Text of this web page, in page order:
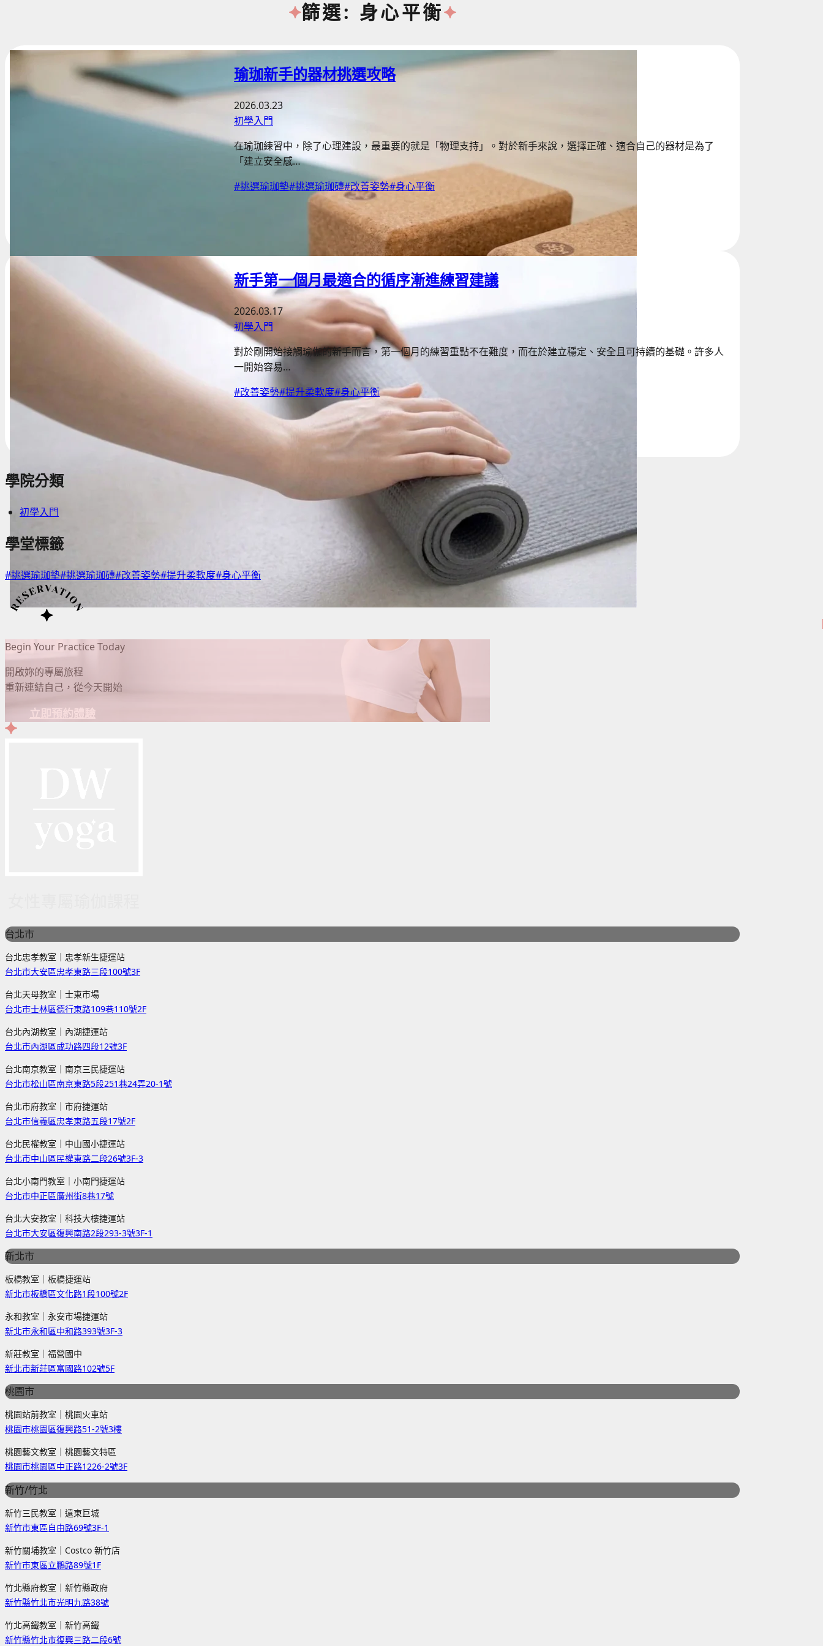
篩選: 身心平衡
瑜珈新手的器材挑選攻略
2026.03.23
初學入門
在瑜珈練習中，除了心理建設，最重要的就是「物理支持」。對於新手來說，選擇正確、適合自己的器材是為了
「建立安全感…
#挑選瑜珈墊#挑選瑜珈磚#改善姿勢#身心平衡
新手第一個月最適合的循序漸進練習建議
2026.03.17
初學入門
對於剛開始接觸瑜伽的新手而言，第一個月的練習重點不在難度，而在於建立穩定、安全且可持續的基礎。許多人
一開始容易…
#改善姿勢#提升柔軟度#身心平衡
學院分類
初學入門
學堂標籤
#挑選瑜珈墊#挑選瑜珈磚#改善姿勢#提升柔軟度#身心平衡
Begin Your Practice Today
開啟妳的專屬旅程
重新連結自己，從今天開始
立即預約體驗
台北市
台北忠孝教室｜忠孝新生捷運站
台北市大安區忠孝東路三段100號3F
台北天母教室｜士東市場
台北市士林區德行東路109巷110號2F
台北內湖教室｜內湖捷運站
台北市內湖區成功路四段12號3F
台北南京教室｜南京三民捷運站
台北市松山區南京東路5段251巷24弄20-1號
台北市府教室｜市府捷運站
台北市信義區忠孝東路五段17號2F
台北民權教室｜中山國小捷運站
台北市中山區民權東路二段26號3F-3
台北小南門教室｜小南門捷運站
台北市中正區廣州街8巷17號
台北大安教室｜科技大樓捷運站
台北市大安區復興南路2段293-3號3F-1
新北市
板橋教室｜板橋捷運站
新北市板橋區文化路1段100號2F
永和教室｜永安市場捷運站
新北市永和區中和路393號3F-3
新莊教室｜福營國中
新北市新莊區富國路102號5F
桃園市
桃園站前教室｜桃園火車站
桃園市桃園區復興路51-2號3樓
桃園藝文教室｜桃園藝文特區
桃園市桃園區中正路1226-2號3F
新竹/竹北
新竹三民教室｜遠東巨城
新竹市東區自由路69號3F-1
新竹關埔教室｜Costco 新竹店
新竹市東區立鵬路89號1F
竹北縣府教室｜新竹縣政府
新竹縣竹北市光明九路38號
竹北高鐵教室｜新竹高鐵
新竹縣竹北市復興三路二段6號